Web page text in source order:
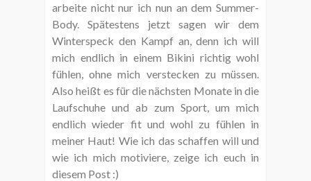
arbeite nicht nur ich nun an dem Summer-
Body. Spätestens jetzt sagen wir dem
Winterspeck den Kampf an, denn ich will
mich endlich in einem Bikini richtig wohl
fühlen, ohne mich verstecken zu müssen.
Also heißt es für die nächsten Monate in die
Laufschuhe und ab zum Sport, um mich
endlich wieder fit und wohl zu fühlen in
meiner Haut! Wie ich das schaffen will und
wie ich mich motiviere, zeige ich euch in
diesem Post :)